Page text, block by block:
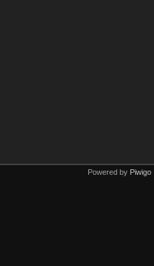
Powered by Piwigo